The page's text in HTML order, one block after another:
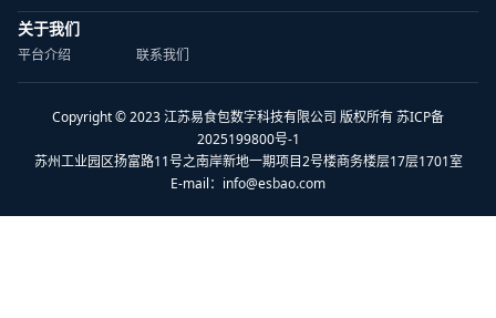
关于我们
平台介绍 联系我们
Copyright © 2023 江苏易食包数字科技有限公司 版权所有 苏ICP备
2025199800号-1
苏州工业园区扬富路11号之南岸新地一期项目2号楼商务楼层17层1701室
E-mail： info@esbao.com